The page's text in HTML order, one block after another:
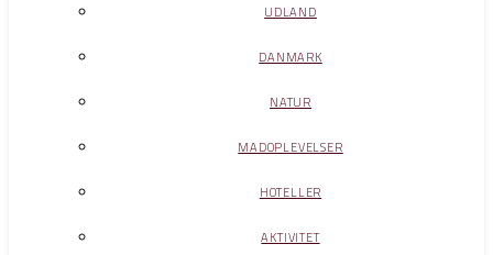
UDLAND
DANMARK
NATUR
MADOPLEVELSER
HOTELLER
AKTIVITET